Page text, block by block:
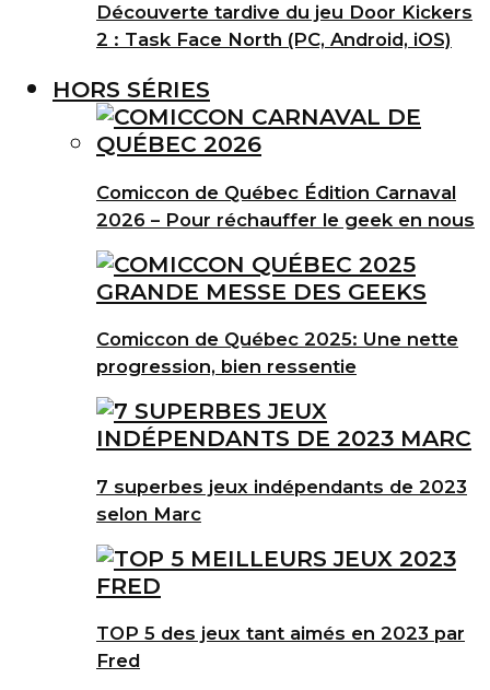
Découverte tardive du jeu Door Kickers
2 : Task Face North (PC, Android, iOS)
HORS SÉRIES
Comiccon de Québec Édition Carnaval
2026 – Pour réchauffer le geek en nous
Comiccon de Québec 2025: Une nette
progression, bien ressentie
7 superbes jeux indépendants de 2023
selon Marc
TOP 5 des jeux tant aimés en 2023 par
Fred